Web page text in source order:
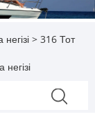
> 316 Тот